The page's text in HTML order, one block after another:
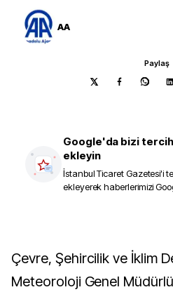
AA
Paylaş
Google'da bizi
ekleyin
İstanbul Ticaret Gazetesi'i
ekleyerek haberlerimizi
Çevre, Şehircilik ve İklim Değişikliği Bakanlığı
Meteoroloji Genel